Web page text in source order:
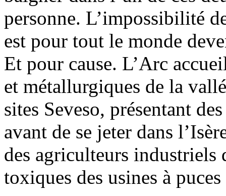
personne. L’impossibilité
est pour tout le monde
Et pour cause. L’Arc
et métallurgiques de la
sites Seveso, présentant
avant de se jeter dans
des agriculteurs industriels
toxiques des usines à